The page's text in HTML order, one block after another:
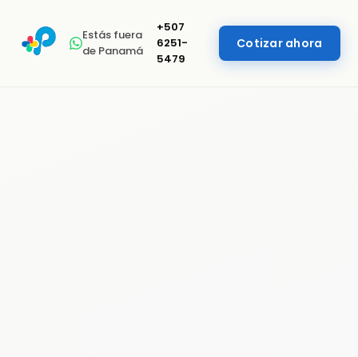
Estás fuera
de Panamá
+507
6251-
5479
Cotizar ahora